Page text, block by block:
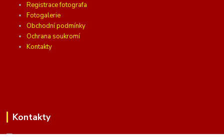
Registrace fotografa
Fotogalerie
Obchodní podmínky
Ochrana soukromí
Kontakty
Kontakty